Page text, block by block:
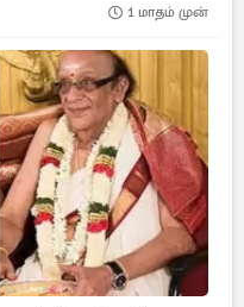
1 மாதம் முன்